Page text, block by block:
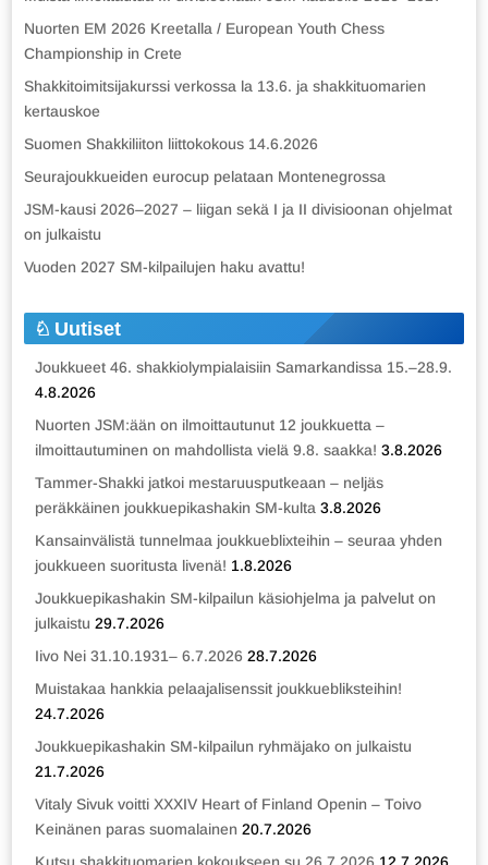
Nuorten EM 2026 Kreetalla / European Youth Chess
Championship in Crete
Shakkitoimitsijakurssi verkossa la 13.6. ja shakkituomarien
kertauskoe
Suomen Shakkiliiton liittokokous 14.6.2026
Seurajoukkueiden eurocup pelataan Montenegrossa
JSM-kausi 2026–2027 – liigan sekä I ja II divisioonan ohjelmat
on julkaistu
Vuoden 2027 SM-kilpailujen haku avattu!
Uutiset
Joukkueet 46. shakkiolympialaisiin Samarkandissa 15.–28.9.
4.8.2026
Nuorten JSM:ään on ilmoittautunut 12 joukkuetta –
ilmoittautuminen on mahdollista vielä 9.8. saakka! 3.8.2026
Tammer-Shakki jatkoi mestaruusputkeaan – neljäs
peräkkäinen joukkuepikashakin SM-kulta 3.8.2026
Kansainvälistä tunnelmaa joukkueblixteihin – seuraa yhden
joukkueen suoritusta livenä! 1.8.2026
Joukkuepikashakin SM-kilpailun käsiohjelma ja palvelut on
julkaistu 29.7.2026
Iivo Nei 31.10.1931– 6.7.2026 28.7.2026
Muistakaa hankkia pelaajalisenssit joukkuebliksteihin!
24.7.2026
Joukkuepikashakin SM-kilpailun ryhmäjako on julkaistu
21.7.2026
Vitaly Sivuk voitti XXXIV Heart of Finland Openin – Toivo
Keinänen paras suomalainen 20.7.2026